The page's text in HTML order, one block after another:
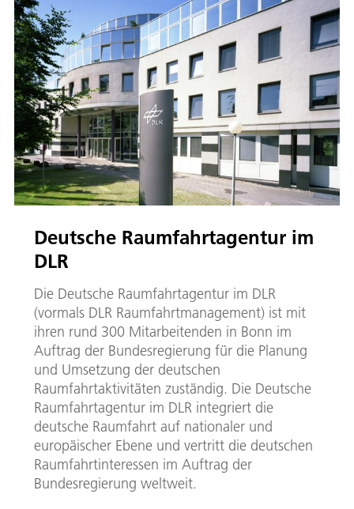
Deutsche Raumfahrtagentur im
DLR
Die Deutsche Raumfahrtagentur im DLR
(vormals DLR Raumfahrtmanagement) ist mit
ihren rund 300 Mitarbeitenden in Bonn im
Auftrag der Bundesregierung für die Planung
und Umsetzung der deutschen
Raumfahrtaktivitäten zuständig. Die Deutsche
Raumfahrtagentur im DLR integriert die
deutsche Raumfahrt auf nationaler und
europäischer Ebene und vertritt die deutschen
Raumfahrtinteressen im Auftrag der
Bundesregierung weltweit.